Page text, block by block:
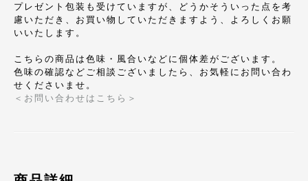
プレゼント包装も受けていますが、どうかそういった点を考
慮いただき、お買い物していただきますよう、よろしくお願
いいたします。
こちらの商品は色味・風合いなどに個体差がございます。
色味の確認などご相談ございましたら、お気軽にお問い合わ
せくださいませ。
＜お問い合わせはこちら＞